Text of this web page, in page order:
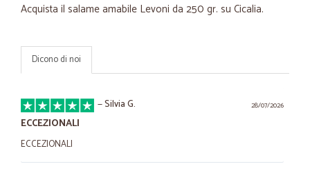
Acquista il salame amabile Levoni da 250 gr. su Cicalia.
Dicono di noi
28/07/2026
—Silvia G.
ECCEZIONALI
ECCEZIONALI